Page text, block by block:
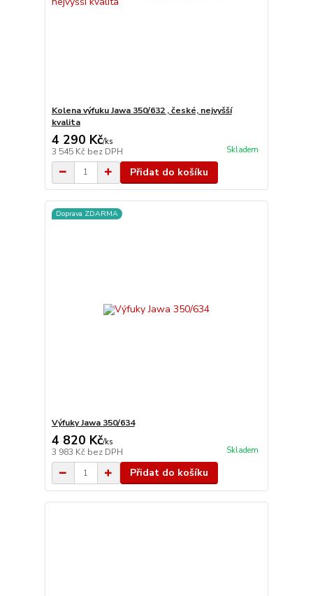
Kolena výfuku Jawa 350/632 , české, nejvyšší
kvalita
4 290 Kč/ks
3 545 Kč bez DPH Skladem
Přidat do košíku
Doprava ZDARMA
Výfuky Jawa 350/634
4 820 Kč/ks
3 983 Kč bez DPH Skladem
Přidat do košíku